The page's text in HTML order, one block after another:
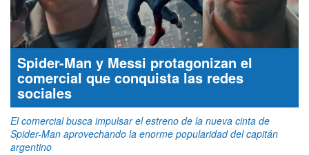
Spider-Man y Messi protagonizan el
comercial que conquista las redes
sociales
El comercial busca impulsar el estreno de la nueva cinta de
Spider-Man aprovechando la enorme popularidad del capitán
argentino